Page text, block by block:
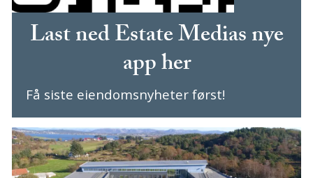
Last ned Estate Medias nye
app her
Få siste eiendomsnyheter først!